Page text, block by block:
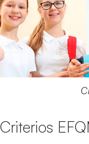
Criterios